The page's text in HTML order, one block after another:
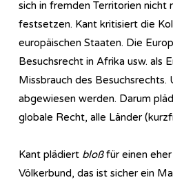
sich in fremden Territorien nicht
festsetzen. Kant kritisiert die
europäischen Staaten. Die
Besuchsrecht in Afrika usw. als
Missbrauch des Besuchsrechts.
abgewiesen werden. Darum
globale Recht, alle Länder
Kant plädiert bloßfür einen
Völkerbund, das ist sicher ein